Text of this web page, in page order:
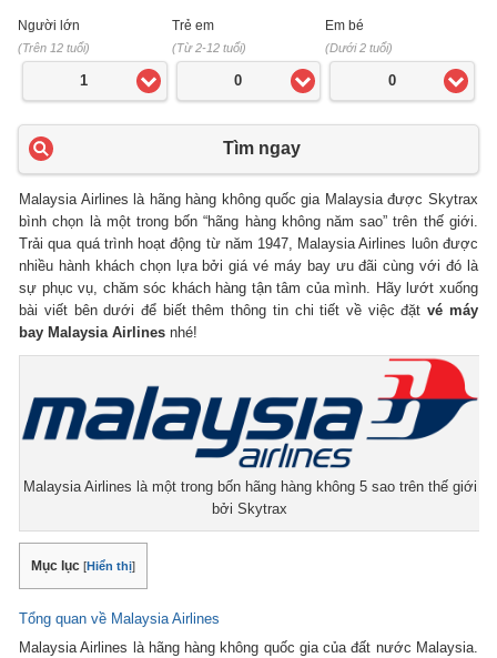
Người lớn
(Trên 12 tuổi)
1
Trẻ em
(Từ 2-12 tuổi)
0
Em bé
(Dưới 2 tuổi)
0
Tìm ngay
Malaysia Airlines là hãng hàng không quốc gia Malaysia được Skytrax
bình chọn là một trong bốn “hãng hàng không năm sao” trên thế giới.
Trải qua quá trình hoạt động từ năm 1947, Malaysia Airlines luôn được
nhiều hành khách chọn lựa bởi giá vé máy bay ưu đãi cùng với đó là
sự phục vụ, chăm sóc khách hàng tận tâm của mình. Hãy lướt xuống
bài viết bên dưới để biết thêm thông tin chi tiết về việc đặtvé máy
bay Malaysia Airlines nhé!
Malaysia Airlines là một trong bốn hãng hàng không 5 sao trên thế giới
bởi Skytrax
Mục lục [Hiển thị]
Tổng quan về Malaysia Airlines
Malaysia Airlines là hãng hàng không quốc gia của đất nước Malaysia.